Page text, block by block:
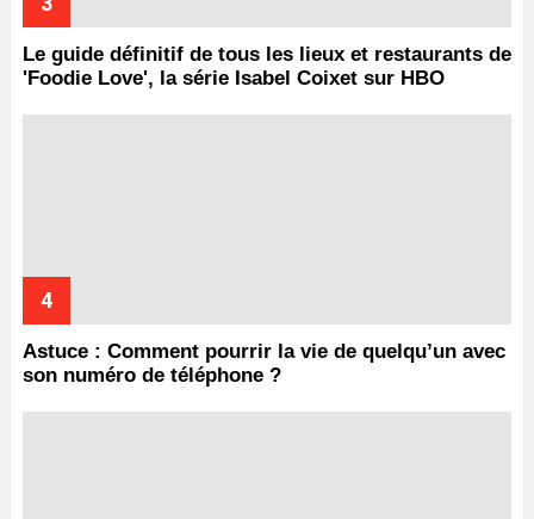
Le guide définitif de tous les lieux et restaurants de
'Foodie Love', la série Isabel Coixet sur HBO
Astuce : Comment pourrir la vie de quelqu’un avec
son numéro de téléphone ?